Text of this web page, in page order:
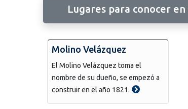
Lugares para conocer en
Molino Velázquez
El Molino Velázquez toma el
nombre de su dueño, se empezó a
construir en el año 1821.